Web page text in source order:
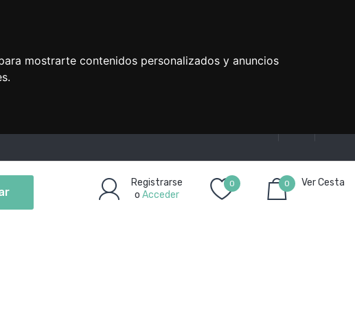
mostrarte contenidos personalizados y anuncios
Registrarse
o Acceder
0
0
Artículo(s)
Ver Cesta